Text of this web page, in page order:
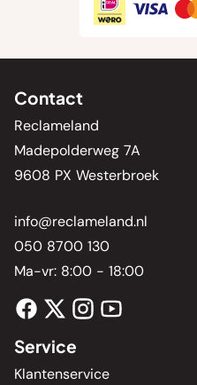
Contact
Reclameland
Madepolderweg 7A
9608 PX Westerbroek
info@reclameland.nl
050 8700 130
Ma-vr: 8:00 - 18:00
Service
Klantenservice